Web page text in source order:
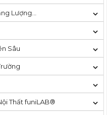
Lượng…
Sâu
Thất funiLAB®